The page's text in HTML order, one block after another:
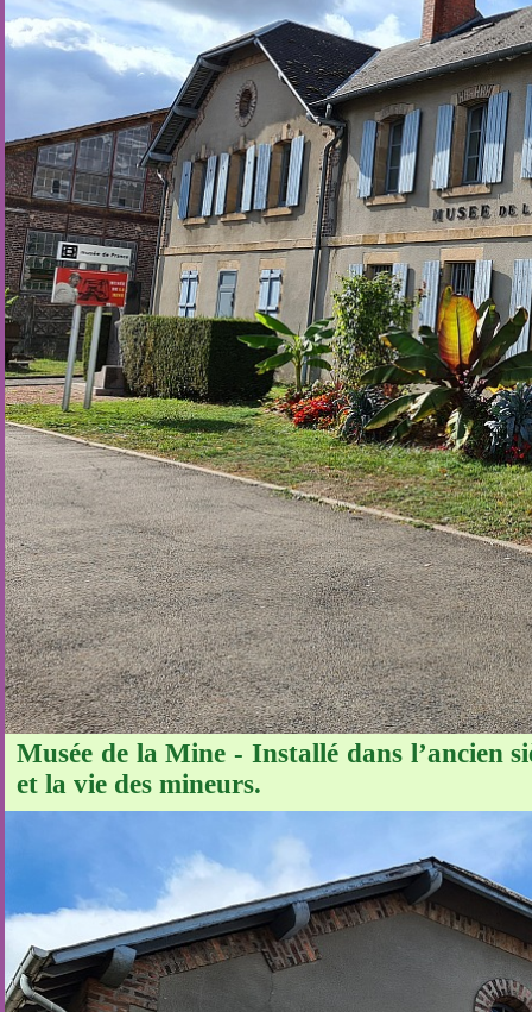
Musée de la Mine - Installé dans l’ancien
et la vie des mineurs.